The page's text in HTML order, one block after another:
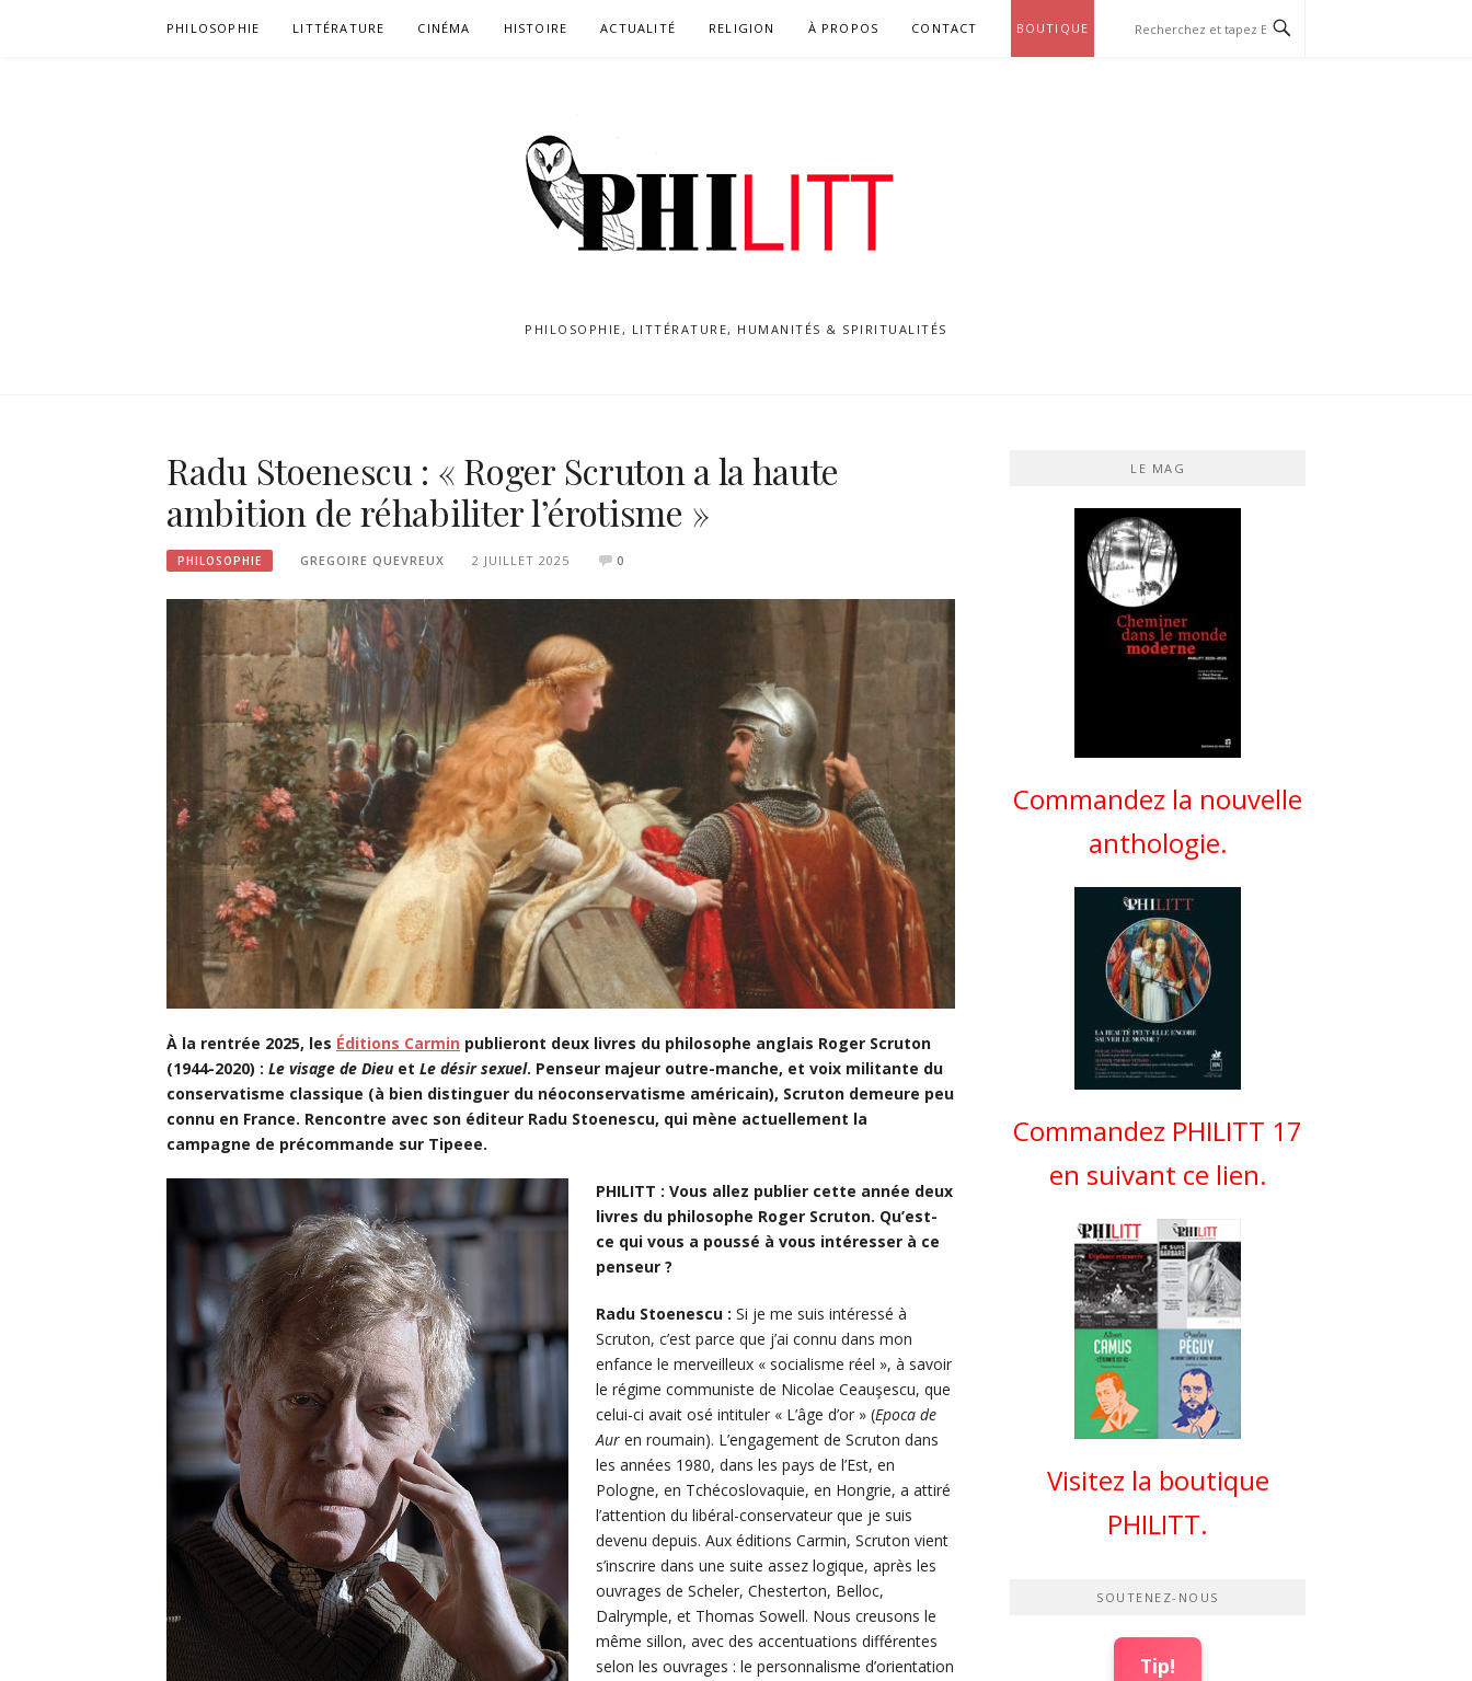
PHILOSOPHIE LITTÉRATURE CINÉMA HISTOIRE ACTUALITÉ RELIGION À PROPOS CONTACT BOUTIQUE
PHILOSOPHIE, LITTÉRATURE, HUMANITÉS & SPIRITUALITÉS
Radu Stoenescu : « Roger Scruton a la haute
ambition de réhabiliter l’érotisme »
PHILOSOPHIE GREGOIRE QUEVREUX 2 JUILLET 2025 0
À la rentrée 2025, les Éditions Carmin publieront deux livres du philosophe anglais Roger Scruton
(1944-2020) : Le visage de Dieuet Le désir sexuel. Penseur majeur outre-manche, et voix militante du
conservatisme classique (à bien distinguer du néoconservatisme américain), Scruton demeure peu
connu en France. Rencontre avec son éditeur Radu Stoenescu, qui mène actuellement la
campagne de précommande sur Tipeee.
PHILITT : Vous allez publier cette année deux
livres du philosophe Roger Scruton. Qu’est-
ce qui vous a poussé à vous intéresser à ce
penseur ?
Radu Stoenescu : Si je me suis intéressé à
Scruton, c’est parce que j’ai connu dans mon
enfance le merveilleux « socialisme réel », à savoir
le régime communiste de Nicolae Ceauşescu, que
celui-ci avait osé intituler « L’âge d’or » (Epoca de
Aur en roumain). L’engagement de Scruton dans
les années 1980, dans les pays de l’Est, en
Pologne, en Tchécoslovaquie, en Hongrie, a attiré
l’attention du libéral-conservateur que je suis
devenu depuis. Aux éditions Carmin, Scruton vient
s’inscrire dans une suite assez logique, après les
ouvrages de Scheler, Chesterton, Belloc,
Dalrymple, et Thomas Sowell. Nous creusons le
même sillon, avec des accentuations différentes
selon les ouvrages : le personnalisme d’orientation
LE MAG
Commandez la nouvelle
anthologie.
Commandez PHILITT 17
en suivant ce lien.
Visitez la boutique
PHILITT.
SOUTENEZ-NOUS
Tip!